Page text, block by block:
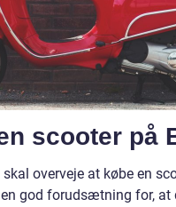
scooter på
skal overveje at købe en
god forudsætning for, at